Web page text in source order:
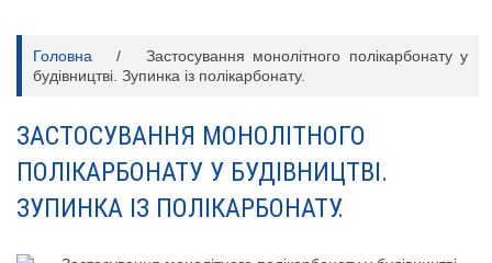
Головна /
Застосування монолітного полікарбонату у
будівництві. Зупинка із полікарбонату.
ЗАСТОСУВАННЯ МОНОЛІТНОГО
ПОЛІКАРБОНАТУ У БУДІВНИЦТВІ.
ЗУПИНКА ІЗ ПОЛІКАРБОНАТУ.